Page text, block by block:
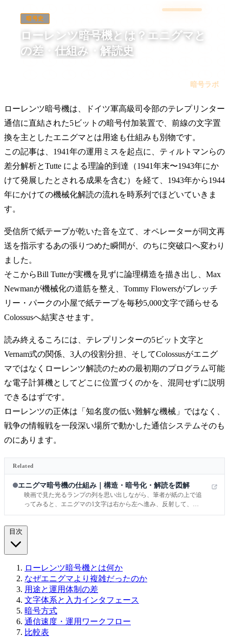
暗号史
ローレンツ暗号機とは？エニグマと
の差・仕組み・解読史
主としたエニグマとは用途も仕組みも別物です。この記事は、
暗号ラボ
ローレンツ暗号機は、ドイツ軍高級司令部のテレプリンター
通信に直結された5ビットの暗号付加装置で、前線の文字置
換を主としたエニグマとは用途も仕組みも別物です。
この記事は、1941年の運用ミスを起点に、ティルトマンらの
差分解析とTutte による理論的到達（1941年末〜1943年にか
けて発展したとされる成果を含む）を経て、1943年から1944
年にかけての機械化解読の流れを時系列でほどいていきま
す。
受信所で紙テープが乾いた音を立て、オペレーターが同文再
送を指示するあの張りつめた瞬間が、のちに突破口へ変わり
ました。
そこからBill Tutteが実機を見ずに論理構造を描き出し、Max
Newmanが機械化の道筋を整え、Tommy Flowersがブレッチ
リー・パークの小屋で紙テープを毎秒5,000文字で踊らせる
Colossusへ結実させます。
読み終えるころには、テレプリンターの5ビット文字と
Vernam式の関係、3人の役割分担、そしてColossusがエニグ
マではなくローレンツ解読のための最初期のプログラム可能
な電子計算機としてどこに位置づくのかを、混同せずに説明
できるはずです。
ローレンツの正体は「知名度の低い難解な機械」ではなく、
戦争の情報戦を一段深い場所で動かした通信システムそのも
のにあります。
Related
エニグマ暗号機の仕組み｜構造・暗号化・解読を図解
映画で見た光るランプの列を思い出しながら、筆者が紙の上で追
ってみると、エニグマの1文字は右から左へ進み、反射して、ま
た左から右へ戻る小さな旅をしています。その往復のあいだに、
ローレンツ暗号機とは何か
なぜエニグマより複雑だったのか
用途と運用体制の差
文字体系と入力インタフェース
暗号方式
通信速度・運用ワークフロー
比較表